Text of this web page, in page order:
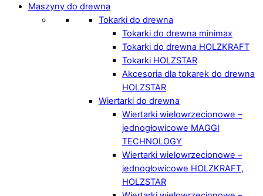
Maszyny do drewna
Tokarki do drewna
Tokarki do drewna minimax
Tokarki do drewna HOLZKRAFT
Tokarki HOLZSTAR
Akcesoria dla tokarek do drewna
HOLZSTAR
Wiertarki do drewna
Wiertarki wielowrzecionowe –
jednogłowicowe MAGGI
TECHNOLOGY
Wiertarki wielowrzecionowe –
jednogłowicowe HOLZKRAFT,
HOLZSTAR